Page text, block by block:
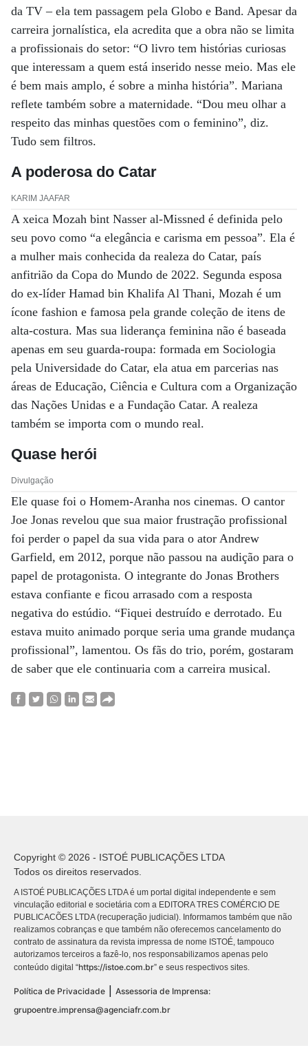
da TV – ela tem passagem pela Globo e Band. Apesar da
carreira jornalística, ela acredita que a obra não se limita
a profissionais do setor: “O livro tem histórias curiosas
que interessam a quem está inserido nesse meio. Mas ele
é bem mais amplo, é sobre a minha história”. Mariana
reflete também sobre a maternidade. “Dou meu olhar a
respeito das minhas questões com o feminino”, diz.
Tudo sem filtros.
A poderosa do Catar
KARIM JAAFAR
A xeica Mozah bint Nasser al-Missned é definida pelo
seu povo como “a elegância e carisma em pessoa”. Ela é
a mulher mais conhecida da realeza do Catar, país
anfitrião da Copa do Mundo de 2022. Segunda esposa
do ex-líder Hamad bin Khalifa Al Thani, Mozah é um
ícone fashion e famosa pela grande coleção de itens de
alta-costura. Mas sua liderança feminina não é baseada
apenas em seu guarda-roupa: formada em Sociologia
pela Universidade do Catar, ela atua em parcerias nas
áreas de Educação, Ciência e Cultura com a Organização
das Nações Unidas e a Fundação Catar. A realeza
também se importa com o mundo real.
Quase herói
Divulgação
Ele quase foi o Homem-Aranha nos cinemas. O cantor
Joe Jonas revelou que sua maior frustração profissional
foi perder o papel da sua vida para o ator Andrew
Garfield, em 2012, porque não passou na audição para o
papel de protagonista. O integrante do Jonas Brothers
estava confiante e ficou arrasado com a resposta
negativa do estúdio. “Fiquei destruído e derrotado. Eu
estava muito animado porque seria uma grande mudança
profissional”, lamentou. Os fãs do trio, porém, gostaram
de saber que ele continuaria com a carreira musical.
Copyright © 2026 - ISTOÉ PUBLICAÇÕES LTDA
Todos os direitos reservados.
A ISTOÉ PUBLICAÇÕES LTDA é um portal digital independente e sem
vinculação editorial e societária com a EDITORA TRES COMÉRCIO DE
PUBLICACÕES LTDA (recuperação judicial). Informamos também que não
realizamos cobranças e que também não oferecemos cancelamento do
contrato de assinatura da revista impressa de nome ISTOÉ, tampouco
autorizamos terceiros a fazê-lo, nos responsabilizamos apenas pelo
conteúdo digital “https://istoe.com.br” e seus respectivos sites.
Política de Privacidade
Assessoria de Imprensa:
grupoentre.imprensa@agenciafr.com.br